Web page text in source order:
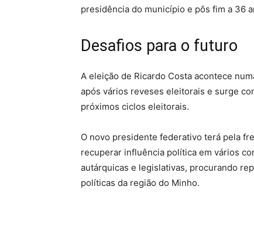
presidência do município e pôs fim a 36
Desafios para o futuro
A eleição de Ricardo Costa acontece
após vários reveses eleitorais e surge
próximos ciclos eleitorais.
O novo presidente federativo terá pela
recuperar influência política em vários
autárquicas e legislativas, procurando
políticas da região do Minho.